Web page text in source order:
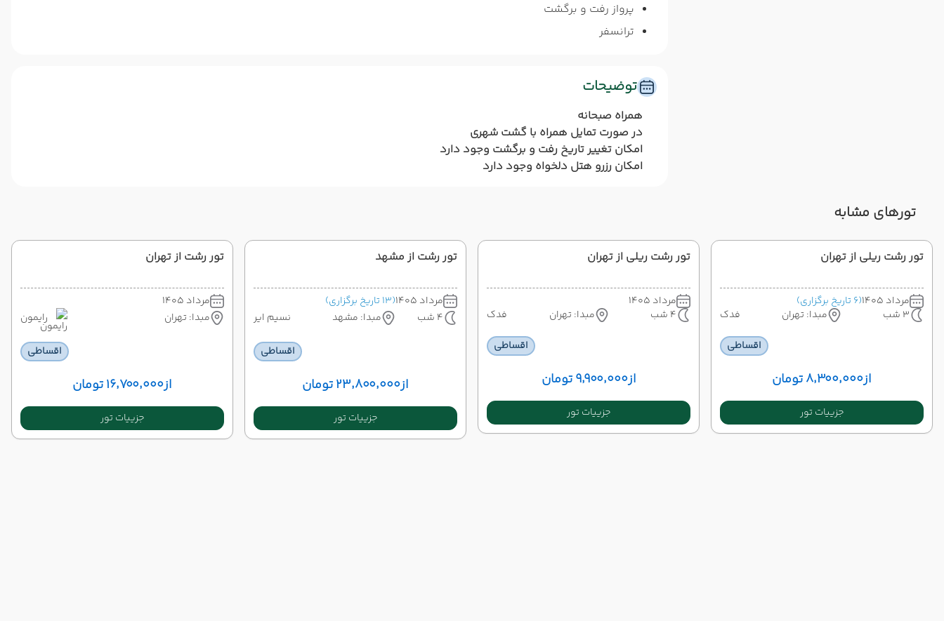
پرواز رفت و برگشت
ترانسفر
توضیحات
همراه صبحانه
در صورت تمایل همراه با گشت شهری
امکان تغییر تاریخ رفت و برگشت وجود دارد
امکان رزرو هتل دلخواه وجود دارد
تورهای مشابه
تور رشت ریلی از تهران
مرداد 1405
(6 تاریخ برگزاری)
3 شب
مبدا: تهران
فدک
اقساطی
از۸٬۳۰۰٬۰۰۰ تومان
جزییات تور
تور رشت ریلی از تهران
مرداد 1405
4 شب
مبدا: تهران
فدک
اقساطی
از۹٬۹۰۰٬۰۰۰ تومان
جزییات تور
تور رشت از مشهد
مرداد 1405
(13 تاریخ برگزاری)
4 شب
مبدا: مشهد نسیم ایر
اقساطی
از۲۳٬۸۰۰٬۰۰۰ تومان
جزییات تور
تور رشت از تهران
مرداد 1405
مبدا: تهران
رایمون
اقساطی
از۱۶٬۷۰۰٬۰۰۰ تومان
جزییات تور